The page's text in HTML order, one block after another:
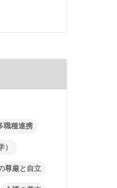
職種連携
）
尊厳と自立